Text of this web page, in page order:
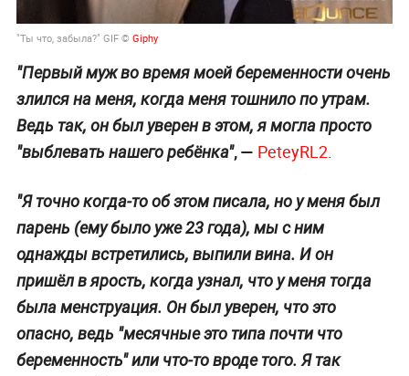
"Ты что, забыла?" GIF © Giphy
"Первый муж во время моей беременности очень
злился на меня, когда меня тошнило по утрам.
Ведь так, он был уверен в этом, я могла просто
"выблевать нашего ребёнка", — PeteyRL2.
"Я точно когда-то об этом писала, но у меня был
парень (ему было уже 23 года), мы с ним
однажды встретились, выпили вина. И он
пришёл в ярость, когда узнал, что у меня тогда
была менструация. Он был уверен, что это
опасно, ведь "месячные это типа почти что
беременность" или что-то вроде того. Я так